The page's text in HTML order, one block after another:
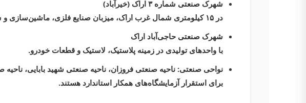
شهرک صنعتی شماره ۳ اراک (خیرآباد)
در ۱۵ کیلومتری شمال غرب اراک، میزبان صنایع فلزی، ماشین‌سازی و شیمیایی.
شهرک صنعتی حاجی‌آباد اراک
با واحدهای تولیدی در زمینه پلاستیک، لاستیک و قطعات خودرو.
نواحی صنعتی: ناحیه صنعتی فروزان، ناحیه صنعتی شهید بابایی،
برای استقرار آزمایشگاه‌های همکار استاندارد هستند.